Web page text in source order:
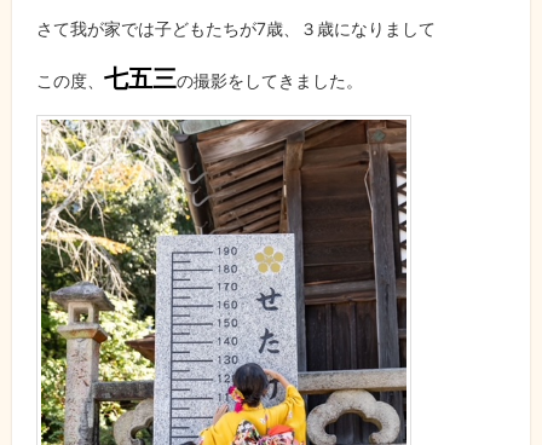
さて我が家では子どもたちが7歳、３歳になりまして
この度、 七五三の撮影をしてきました。